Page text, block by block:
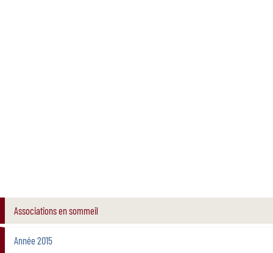
Associations en sommeil
Année 2015